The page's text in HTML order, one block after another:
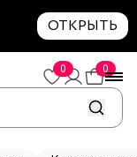
ОТКРЫТЬ
0 0